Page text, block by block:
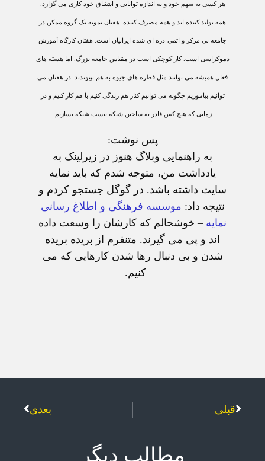
هر کسی به سهم خود و به اندازه توانايی و اشتياق خود کاری می گزارد.
همه توليد کننده اند و همه مصرف کننده. هفتان نمونه يک گروه ممکن در
جامعه بی مرکز و اتمی-ذره ای شده ايرانيان است. هفتان کارگاه آموزش
دموکراسی است. کار کوچکی است در مقياس جامعه بزرگ. اما هسته های
فعال هميشه می توانند مثل قطره های جيوه به هم بپيوندند. در هفتان می
توانيم بياموزيم چگونه می توانيم کنار هم زندگی کنيم با هم کار کنيم و در
زمانی که هيچ کس قادر به ساختن شبکه نيست شبکه بسازيم.
پس نوشت:
به راهنمايی وبلاگ هنوز در زيرلينک به
يادداشت من، متوجه شدم که بايد نمايه
سايت داشته باشد. در گوگل جستجو کردم و
نتيجه داد: موسسه فرهنگی و اطلاغ رسانی
نمايه – خوشحالم که کارشان را وسعت داده
اند و پی می گيرند. متنفرم از بريده بريده
شدن و بی دنبال رها شدن کارهايی که می
کنيم.
قبلی بعدی
مطالب دیگر